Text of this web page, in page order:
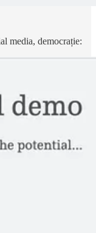
media, democrație: